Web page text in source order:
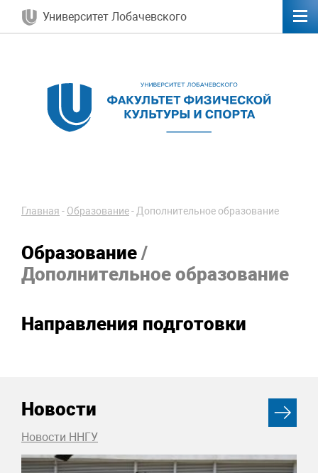
Университет Лобачевского
Главная - Образование-Дополнительное образование
Образование /
Дополнительное образование
Направления подготовки
Новости
Новости ННГУ